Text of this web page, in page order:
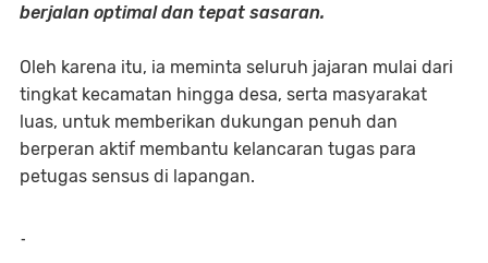
berjalan optimal dan tepat sasaran.
Oleh karena itu, ia meminta seluruh jajaran mulai dari
tingkat kecamatan hingga desa, serta masyarakat
luas, untuk memberikan dukungan penuh dan
berperan aktif membantu kelancaran tugas para
petugas sensus di lapangan.
-